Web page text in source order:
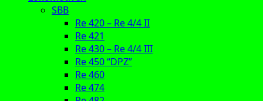
SBB
Re 420 – Re 4/4 II
Re 421
Re 430 – Re 4/4 III
Re 450 “DPZ”
Re 460
Re 474